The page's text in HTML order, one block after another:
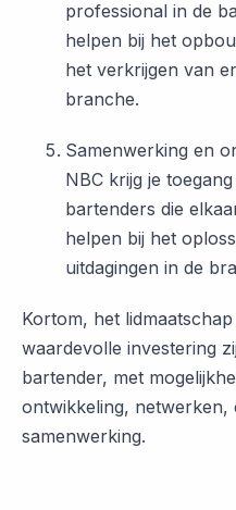
professional in de
helpen bij het
het verkrijgen van
branche.
Samenwerking en
NBC krijg je
bartenders die
helpen bij het
uitdagingen in de
Kortom, het
waardevolle investering
bartender, met
ontwikkeling, netwerken,
samenwerking.